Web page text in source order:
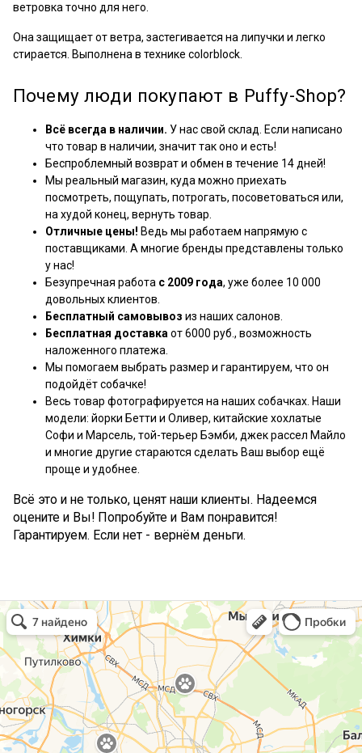
ветровка точно для него.
Она защищает от ветра, застегивается на липучки и легко
стирается. Выполнена в технике colorblock.
Почему люди покупают в Puffy-Shop?
Всё всегда в наличии. У нас свой склад. Если написано
что товар в наличии, значит так оно и есть!
Беспроблемный возврат и обмен в течение 14 дней!
Мы реальный магазин, куда можно приехать
посмотреть, пощупать, потрогать, посоветоваться или,
на худой конец, вернуть товар.
Отличные цены! Ведь мы работаем напрямую с
поставщиками. А многие бренды представлены только
у нас!
Безупречная работа с 2009 года, уже более 10 000
довольных клиентов.
Бесплатный самовывоз из наших салонов.
Бесплатная доставкаот 6000 руб., возможность
наложенного платежа.
Мы помогаем выбрать размер и гарантируем, что он
подойдёт собачке!
Весь товар фотографируется на наших собачках. Наши
модели: йорки Бетти и Оливер, китайские хохлатые
Софи и Марсель, той-терьер Бэмби, джек рассел Майло
и многие другие стараются сделать Ваш выбор ещё
проще и удобнее.
Всё это и не только, ценят наши клиенты. Надеемся
оцените и Вы! Попробуйте и Вам понравится!
Гарантируем. Если нет - вернём деньги.